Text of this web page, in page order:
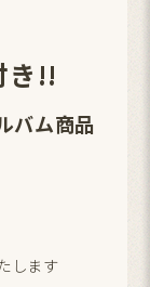
き!!
ム商品
します